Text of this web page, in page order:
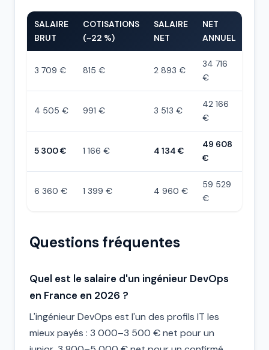
SALAIRE
BRUT
COTISATIONS
(~22 %)
SALAIRE
NET
NET
ANNUEL
3 709 € 815 € 2 893 €
34 716
€
4 505 € 991 € 3 513 €
42 166
€
5 300 € 1 166 € 4 134 €
49 608
€
6 360 € 1 399 € 4 960 €
59 529
€
Questions fréquentes
Quel est le salaire d'un ingénieur DevOps
en France en 2026 ?
L'ingénieur DevOps est l'un des profils IT les
mieux payés : 3 000–3 500 € net pour un